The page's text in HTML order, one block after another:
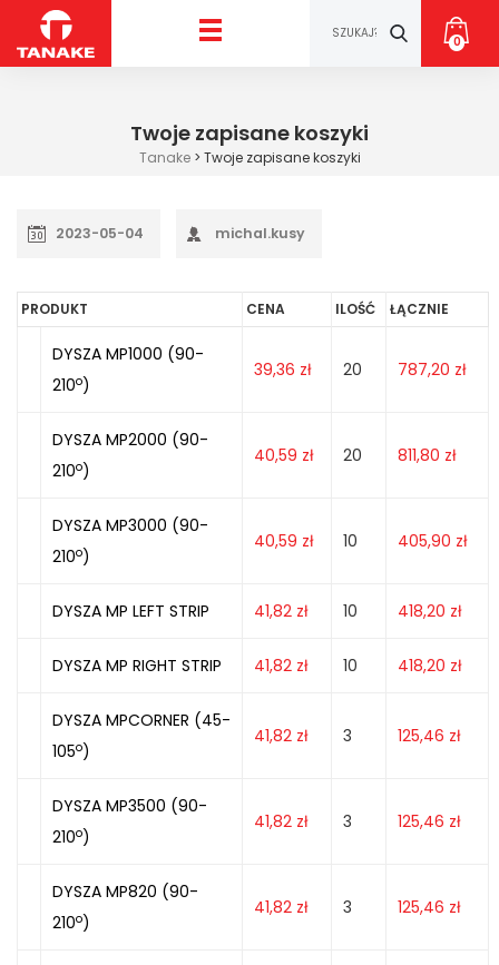
0
Twoje zapisane koszyki
Tanake> Twoje zapisane koszyki
2023-05-04 michal.kusy
PRODUKT CENA ILOŚĆ ŁĄCZNIE
DYSZA MP1000 (90-
210o)
39,36 zł 20 787,20 zł
DYSZA MP2000 (90-
210o)
40,59 zł 20 811,80 zł
DYSZA MP3000 (90-
210o)
40,59 zł 10 405,90 zł
DYSZA MP LEFT STRIP 41,82 zł 10 418,20 zł
DYSZA MP RIGHT STRIP 41,82 zł 10 418,20 zł
DYSZA MPCORNER (45-
105o)
41,82 zł 3 125,46 zł
DYSZA MP3500 (90-
210o)
41,82 zł 3 125,46 zł
DYSZA MP820 (90-
210o)
41,82 zł 3 125,46 zł